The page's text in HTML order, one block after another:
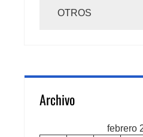
OTROS
Archivo
febrero